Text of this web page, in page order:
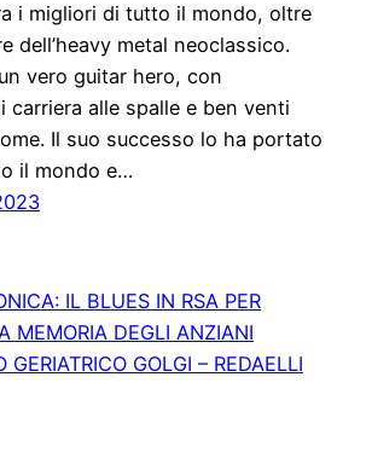
i migliori di tutto il mondo, oltre
dell’heavy metal neoclassico.
vero guitar hero, con
carriera alle spalle e ben venti
Il suo successo lo ha portato
il mondo e…